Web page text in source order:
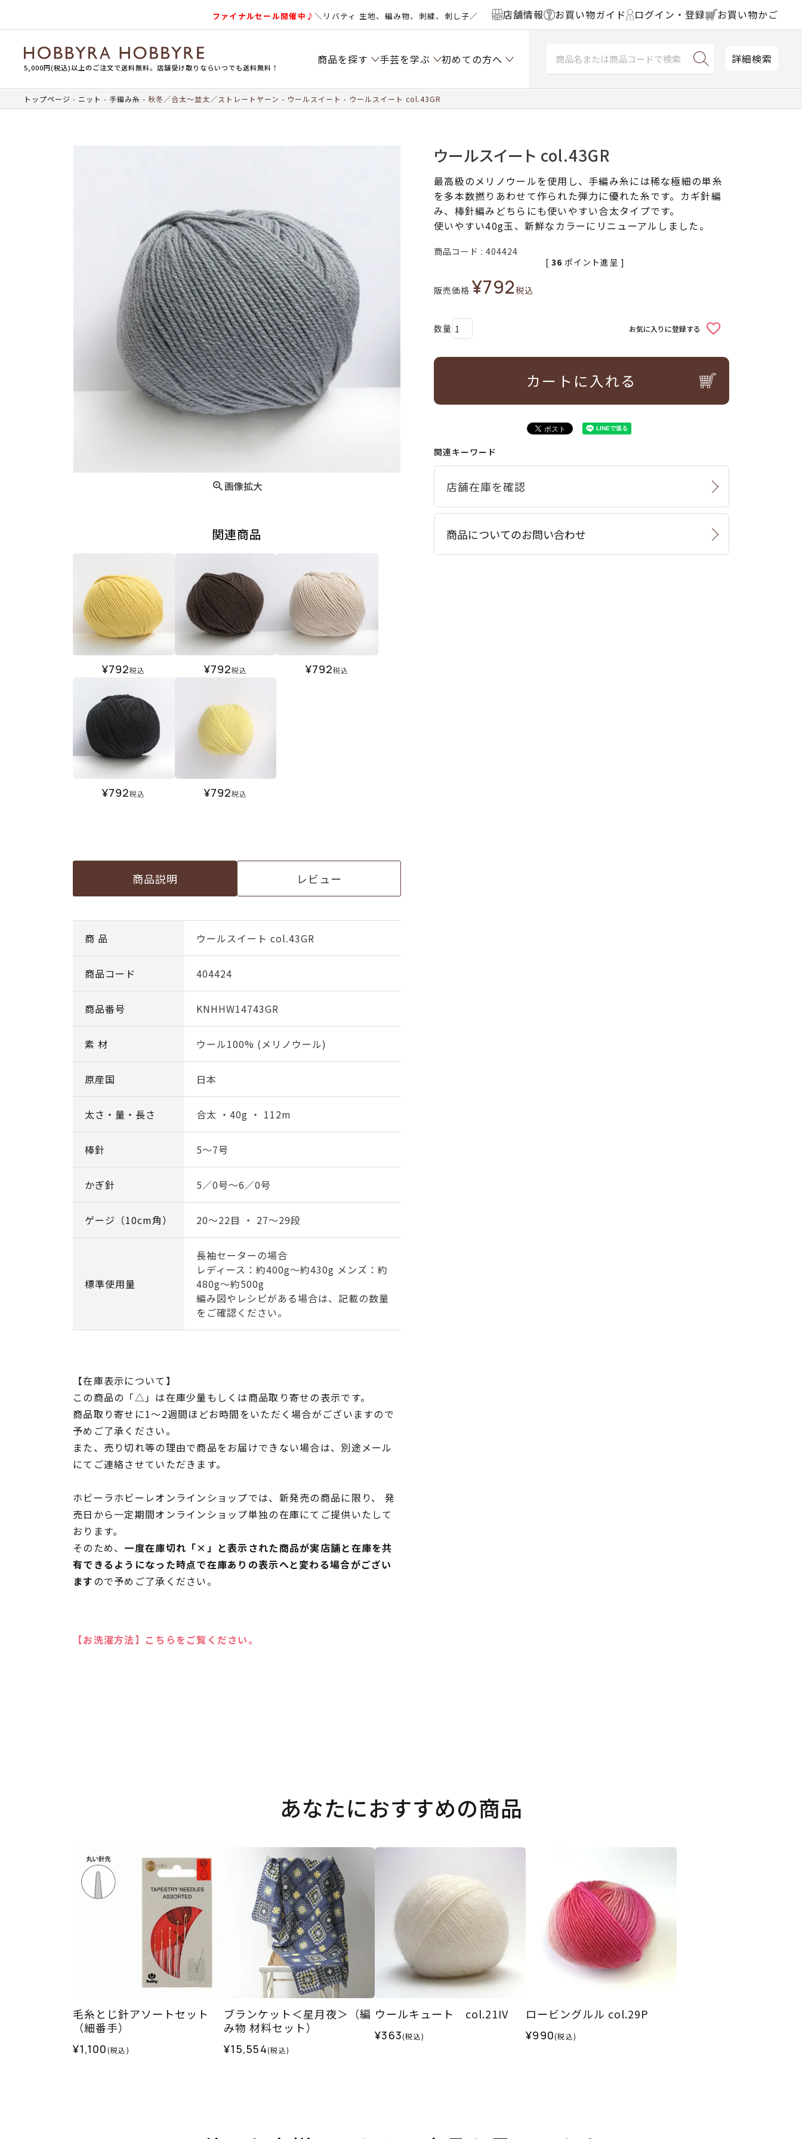
ファイナルセール開催中♪＼リバティ 生地、編み物、刺繍、刺し子／ 店舗情報 お買い物ガイド ログイン・登録 お買い物かご
5,000円(税込)以上のご注文で送料無料。店舗受け取りならいつでも送料無料！
商品を探す 手芸を学ぶ 初めての方へ 詳細検索
トップページ ニット 手編み糸 秋冬／合太～並太／ストレートヤーン ウールスイート ウールスイート col.43GR
画像拡大
関連商品
¥792税込 ¥792税込 ¥792税込
¥792税込 ¥792税込
商品説明 レビュー
商 品 ウールスイート col.43GR
商品コード 404424
商品番号 KNHHW14743GR
素 材 ウール100% (メリノウール)
原産国 日本
太さ・量・長さ 合太 ・40g ・ 112m
棒針 5～7号
かぎ針 5／0号～6／0号
ゲージ（10cm角） 20～22目 ・ 27～29段
標準使用量
長袖セーターの場合
レディース：約400g～約430g メンズ：約
480g～約500g
編み図やレシピがある場合は、記載の数量
をご確認ください。
【在庫表示について】
この商品の「△」は在庫少量もしくは商品取り寄せの表示です。
商品取り寄せに1～2週間ほどお時間をいただく場合がございますので
予めご了承ください。
また、売り切れ等の理由で商品をお届けできない場合は、別途メール
にてご連絡させていただきます。
ホビーラホビーレオンラインショップでは、新発売の商品に限り、 発
売日から一定期間オンラインショップ単独の在庫にてご提供いたして
おります。
そのため、 一度在庫切れ「×」と表示された商品が実店舗と在庫を共
有できるようになった時点で在庫ありの表示へと変わる場合がござい
ますので予めご了承ください。
【お洗濯方法】こちらをご覧ください。
ウールスイート col.43GR
最高級のメリノウールを使用し、手編み糸には稀な極細の単糸
を多本数撚りあわせて作られた弾力に優れた糸です。カギ針編
み、棒針編みどちらにも使いやすい合太タイプです。
使いやすい40g玉、新鮮なカラーにリニューアルしました。
商品コード 404424
販売価格 ¥792税込
[ 36 ポイント進呈 ]
お気に入りに登録する
カートに入れる
関連キーワード
商品についてのお問い合わせ
あなたにおすすめの商品
毛糸とじ針アソートセット
（細番手）
¥1,100(税込)
ブランケット＜星月夜＞（編
み物 材料セット）
¥15,554(税込)
ウールキュート col.21IV
¥363(税込)
ロービングルル col.29P
¥990(税込)